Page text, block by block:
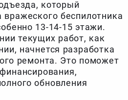
который
вражеского беспилотника
13-14-15 этажи.
текущих работ, как
начнется разработка
ремонта. Это поможет
обновления